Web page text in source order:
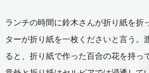
ランチの時間に鈴木さんが折り紙を折
ターが折り紙を一枚くださいと言う。
ると、折り紙で作った百合の花を持っ